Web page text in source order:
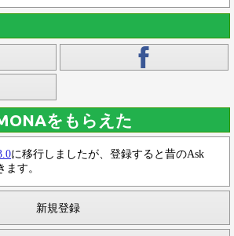
をもらえた
に移行しましたが、登録すると昔のAsk
す。
新規登録